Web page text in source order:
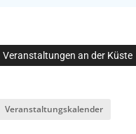
Veranstaltungen an der Küste
Veranstaltungskalender